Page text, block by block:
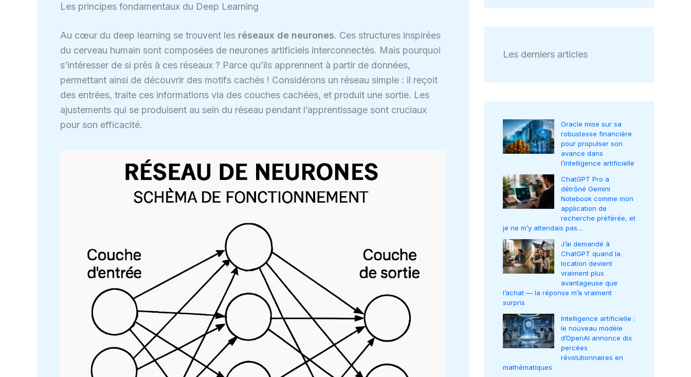
Les principes fondamentaux du Deep Learning
Au cœur du deep learning se trouvent les réseaux de neurones. Ces structures inspirées
du cerveau humain sont composées de neurones artificiels interconnectés. Mais pourquoi
s’intéresser de si près à ces réseaux ? Parce qu’ils apprennent à partir de données,
permettant ainsi de découvrir des motifs cachés ! Considérons un réseau simple : il reçoit
des entrées, traite ces informations via des couches cachées, et produit une sortie. Les
ajustements qui se produisent au sein du réseau pendant l’apprentissage sont cruciaux
pour son efficacité.
Les derniers articles
Oracle mise sur sa
robustesse financière
pour propulser son
avance dans
l’intelligence artificielle
ChatGPT Pro a
détrôné Gemini
Notebook comme mon
application de
recherche préférée, et
je ne m’y attendais pas…
J’ai demandé à
ChatGPT quand la
location devient
vraiment plus
avantageuse que
l’achat — la réponse m’a vraiment
surpris
Intelligence artificielle :
le nouveau modèle
d’OpenAI annonce dix
percées
révolutionnaires en
mathématiques